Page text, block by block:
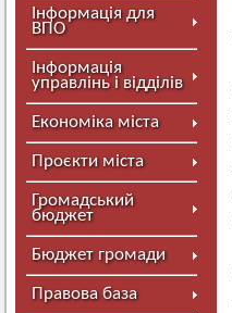
Інформація для
ВПО
Інформація
управлінь і відділів
Економіка міста
Проєкти міста
Громадський
бюджет
Бюджет громади
Правова база